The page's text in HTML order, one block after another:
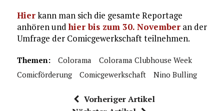
Hierkann man sich die gesamte Reportage
anhören undhier bis zum 30. Novemberan der
Umfrage der Comicgewerkschaft teilnehmen.
Themen: Colorama
Colorama Clubhouse Week
Comicförderung
Comicgewerkschaft Nino Bulling
Vorheriger Artikel